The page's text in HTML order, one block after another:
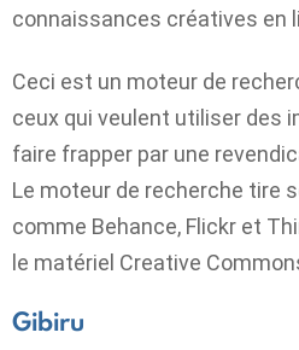
connaissances créatives en
Ceci est un moteur de
ceux qui veulent utiliser des
faire frapper par une
Le moteur de recherche tire
comme Behance, Flickr et
le matériel Creative
Gibiru